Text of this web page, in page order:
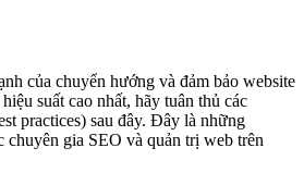
của chuyển hướng và đảm bảo website
suất cao nhất, hãy tuân thủ các
practices) sau đây. Đây là những
chuyên gia SEO và quản trị web trên